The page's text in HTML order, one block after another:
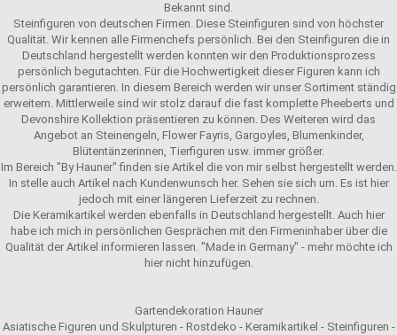
Bekannt sind.
Steinfiguren von deutschen Firmen. Diese Steinfiguren sind von höchster
Qualität. Wir kennen alle Firmenchefs persönlich. Bei den Steinfiguren die in
Deutschland hergestellt werden konnten wir den Produktionsprozess
persönlich begutachten. Für die Hochwertigkeit dieser Figuren kann ich
persönlich garantieren. In diesem Bereich werden wir unser Sortiment ständig
erweitern. Mittlerweile sind wir stolz darauf die fast komplette Pheeberts und
Devonshire Kollektion präsentieren zu können. Des Weiteren wird das
Angebot an Steinengeln, Flower Fayris, Gargoyles, Blumenkinder,
Blütentänzerinnen, Tierfiguren usw. immer größer.
Im Bereich "By Hauner" finden sie Artikel die von mir selbst hergestellt werden.
In stelle auch Artikel nach Kundenwunsch her. Sehen sie sich um. Es ist hier
jedoch mit einer längeren Lieferzeit zu rechnen.
Die Keramikartikel werden ebenfalls in Deutschland hergestellt. Auch hier
habe ich mich in persönlichen Gesprächen mit den Firmeninhaber über die
Qualität der Artikel informieren lassen. "Made in Germany" - mehr möchte ich
hier nicht hinzufügen.
Gartendekoration Hauner
Asiatische Figuren und Skulpturen - Rostdeko - Keramikartikel - Steinfiguren -